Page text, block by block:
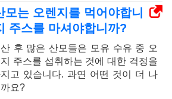
모는 오렌지를 먹어야합니
주스를 마셔야합니까?
후 많은 산모들은 모유 수유 중 오
지 주스를 섭취하는 것에 대한 걱정을
고 있습니다. 과연 어떤 것이 더 나
요?